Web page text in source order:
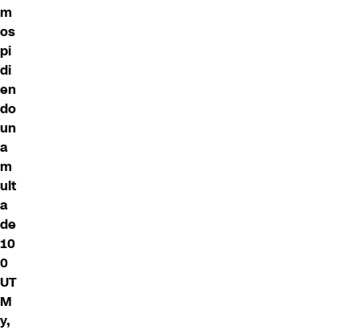
m
os
pi
di
en
do
un
a
m
ult
a
de
10
0
UT
M
y,